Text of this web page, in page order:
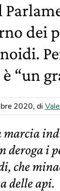
dei
“un
2020, di
marcia
deroga i
che
delle api.